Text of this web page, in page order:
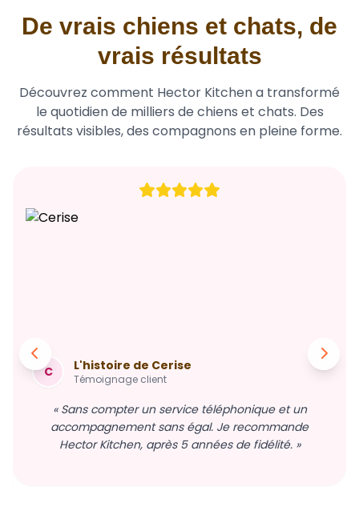
De vrais chiens et chats, de
vrais résultats
Découvrez comment Hector Kitchen a transformé
le quotidien de milliers de chiens et chats. Des
résultats visibles, des compagnons en pleine forme.
C L'histoire de Cerise
Témoignage client
« Sans compter un service téléphonique et un
accompagnement sans égal. Je recommande
Hector Kitchen, après 5 années de fidélité. »